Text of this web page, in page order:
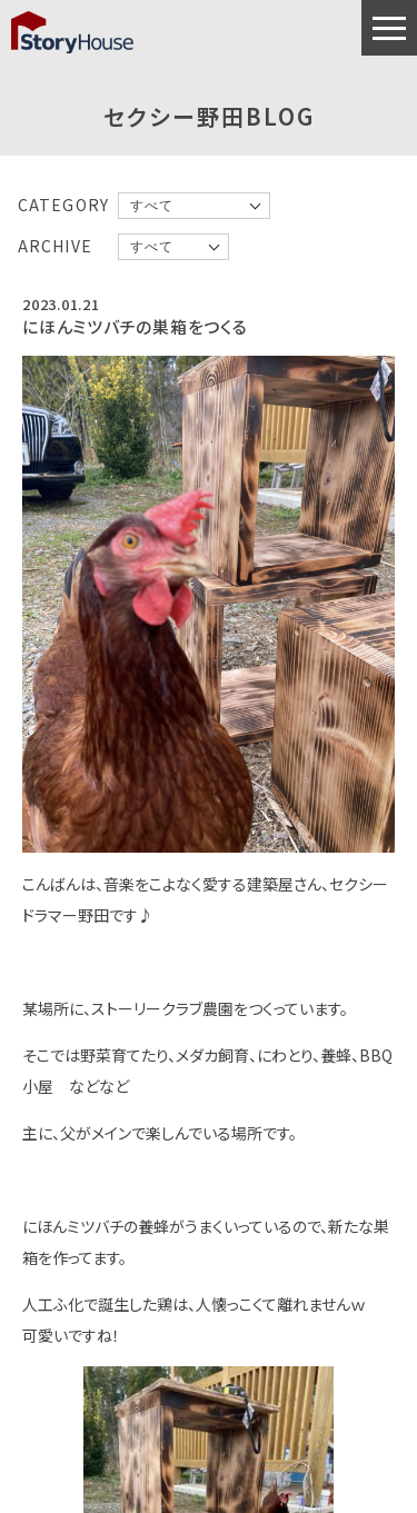
セクシー野田BLOG
CATEGORY
ARCHIVE
2023.01.21
にほんミツバチの巣箱をつくる
こんばんは、音楽をこよなく愛する建築屋さん、セクシー
ドラマー野田です♪
某場所に、ストーリークラブ農園をつくっています。
そこでは野菜育てたり、メダカ飼育、にわとり、養蜂、BBQ
小屋 などなど
主に、父がメインで楽しんでいる場所です。
にほんミツバチの養蜂がうまくいっているので、新たな巣
箱を作ってます。
人工ふ化で誕生した鶏は、人懐っこくて離れませんｗ
可愛いですね！